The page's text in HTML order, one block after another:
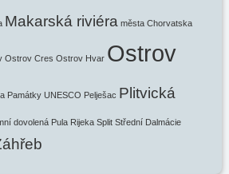
Makarská riviéra města Chorvatska
Ostrov Cres Ostrov Hvar Ostrov
Památky UNESCO Pelješac Plitvická
dovolená Pula Rijeka Split Střední Dalmácie